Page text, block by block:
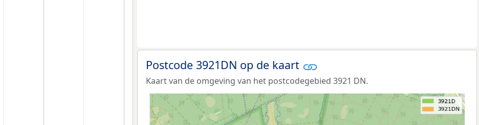
Postcode 3921DN op de kaart
Kaart van de omgeving van het postcodegebied 3921 DN.